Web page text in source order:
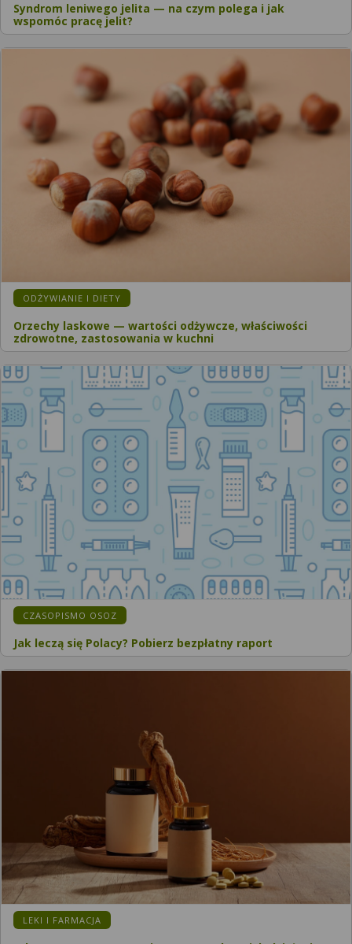
Syndrom leniwego jelita — na czym polega i jak
wspomóc pracę jelit?
ODŻYWIANIE I DIETY
Orzechy laskowe — wartości odżywcze, właściwości
zdrowotne, zastosowania w kuchni
CZASOPISMO OSOZ
Jak leczą się Polacy? Pobierz bezpłatny raport
LEKI I FARMACJA